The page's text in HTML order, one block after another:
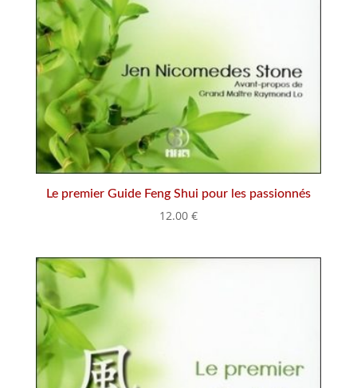
Le premier Guide Feng Shui pour les passionnés
12.00 €